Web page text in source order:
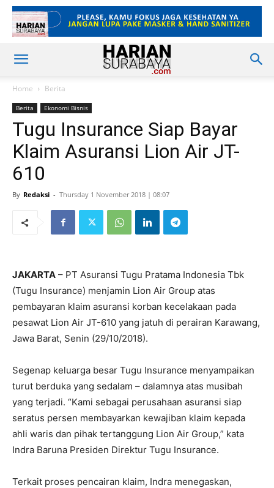
Home Berita
Berita Ekonomi Bisnis
Tugu Insurance Siap Bayar
Klaim Asuransi Lion Air JT-
610
By Redaksi - Thursday 1 November 2018 | 08:07
JAKARTA – PT Asuransi Tugu Pratama Indonesia Tbk
(Tugu Insurance) menjamin Lion Air Group atas
pembayaran klaim asuransi korban kecelakaan pada
pesawat Lion Air JT-610 yang jatuh di perairan Karawang,
Jawa Barat, Senin (29/10/2018).
Segenap keluarga besar Tugu Insurance menyampaikan
turut berduka yang sedalam – dalamnya atas musibah
yang terjadi. “Kami sebagai perusahaan asuransi siap
seratus persen membayarkan kewajiban klaim kepada
ahli waris dan pihak tertanggung Lion Air Group,” kata
Indra Baruna Presiden Direktur Tugu Insurance.
Terkait proses pencairan klaim, Indra menegaskan,